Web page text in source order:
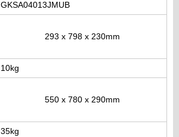
GKSA04013JMUB
293 x 798 x 230mm
10kg
550 x 780 x 290mm
35kg